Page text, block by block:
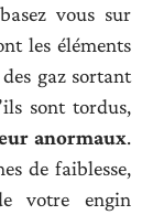
vous sur
les éléments
gaz sortant
sont tordus,
anormaux.
de faiblesse,
votre engin